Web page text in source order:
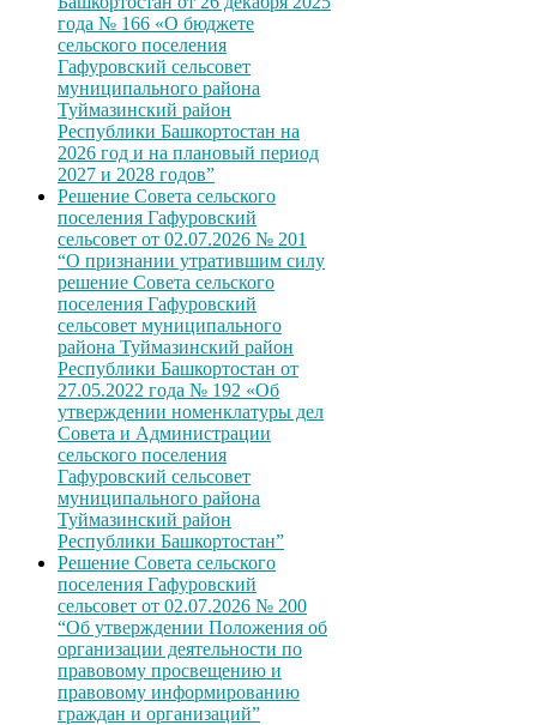
года № 166 «О бюджете
сельского поселения
Гафуровский сельсовет
муниципального района
Туймазинский район
Республики Башкортостан на
2026 год и на плановый период
2027 и 2028 годов”
Решение Совета сельского
поселения Гафуровский
сельсовет от 02.07.2026 № 201
“О признании утратившим силу
решение Совета сельского
поселения Гафуровский
сельсовет муниципального
района Туймазинский район
Республики Башкортостан от
27.05.2022 года № 192 «Об
утверждении номенклатуры дел
Совета и Администрации
сельского поселения
Гафуровский сельсовет
муниципального района
Туймазинский район
Республики Башкортостан”
Решение Совета сельского
поселения Гафуровский
сельсовет от 02.07.2026 № 200
“Об утверждении Положения об
организации деятельности по
правовому просвещению и
правовому информированию
граждан и организаций”